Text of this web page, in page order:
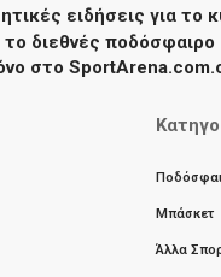
ειδήσεις για το
διεθνές ποδόσφαιρο
στο
Μπάσκετ
Άλλα